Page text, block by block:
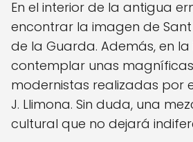
En el interior de la antigua
encontrar la imagen de
de la Guarda. Además, en
contemplar unas
modernistas realizadas por
J. Llimona. Sin duda, una
cultural que no dejará